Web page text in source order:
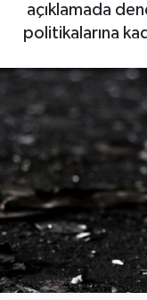
açıklamada
politikalarına
Resmi İlanlar
Sağlık
Siyaset
Spor
Teknoloji
Yaşam